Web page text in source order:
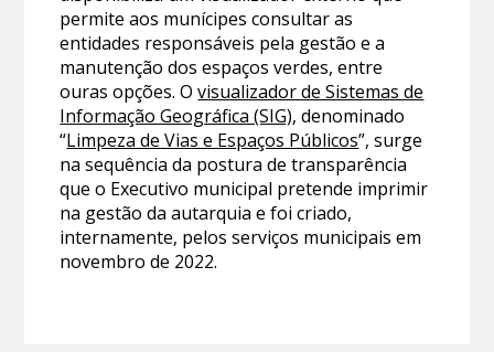
permite aos munícipes consultar as
entidades responsáveis pela gestão e a
manutenção dos espaços verdes, entre
ouras opções. Ovisualizador de Sistemas de
Informação Geográfica (SIG), denominado
“Limpeza de Vias e Espaços Públicos”, surge
na sequência da postura de transparência
que o Executivo municipal pretende imprimir
na gestão da autarquia e foi criado,
internamente, pelos serviços municipais em
novembro de 2022.